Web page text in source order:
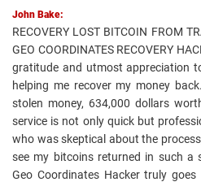
John Bake:
RECOVERY LOST BITCOIN FROM
GEO COORDINATES RECOVERY
gratitude and utmost appreciation
helping me recover my money
stolen money, 634,000 dollars
service is not only quick but
who was skeptical about the
see my bitcoins returned in such a
Geo Coordinates Hacker truly